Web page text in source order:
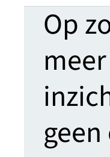
Op
meer